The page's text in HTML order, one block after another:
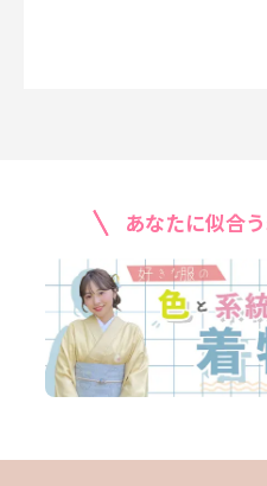
あなたに似合